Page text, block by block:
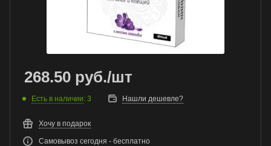
268.50 руб./шт
Есть в наличии: 3 Нашли дешевле?
Хочу в подарок
Самовывоз сегодня - бесплатно